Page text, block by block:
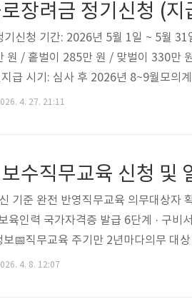
자세한 내용은 아래에서 확인이 가능합..
장려금 정기신청 (지
기신청 기간: 2026년 5월 1일 ~ 5월
원 / 홑벌이 285만 원 / 맞벌이 330만
급 시기: 심사 후 2026년 8~9월모의
산기 이용 자동목차 📅 2026 정기신청
4. 27. 21:11
기준 완전 반영직무교육 의무대상자
육인력 국가자격증 발급 6단계 · 구비
보📅직무교육 주기만 2년마다의무 대
육 시간총 80시간평일 10일 기준
4. 8. 12:07